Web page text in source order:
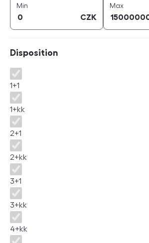
Min
CZK
Maxprice (
Disposition
Disposition
1+1
1+kk
2+1
2+kk
3+1
3+kk
4+kk